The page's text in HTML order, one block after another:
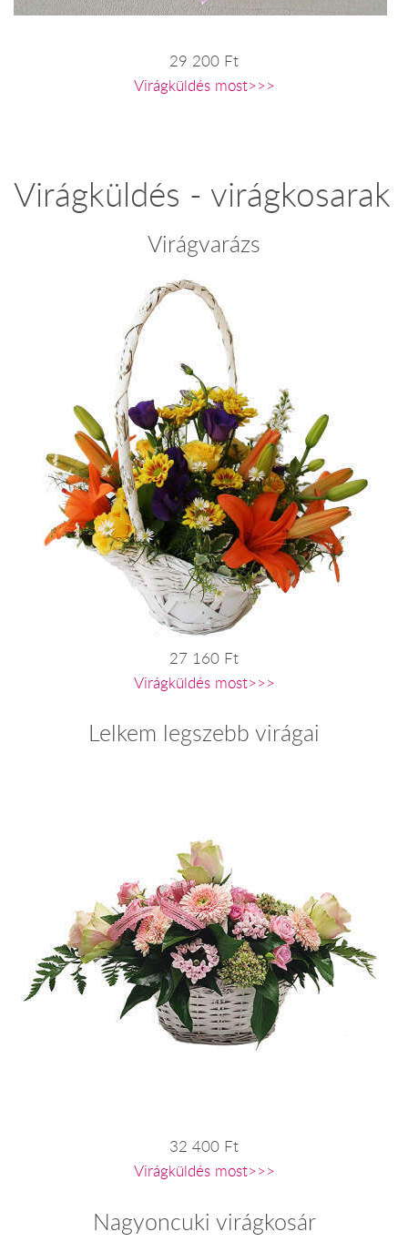
29 200 Ft
Virágküldés most>>>
Virágküldés - virágkosarak
Virágvarázs
27 160 Ft
Virágküldés most>>>
Lelkem legszebb virágai
32 400 Ft
Virágküldés most>>>
Nagyoncuki virágkosár